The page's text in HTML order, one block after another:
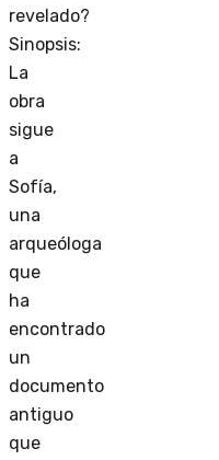
revelado?
Sinopsis:
La
obra
sigue
a
Sofía,
una
arqueóloga
que
ha
encontrado
un
documento
antiguo
que